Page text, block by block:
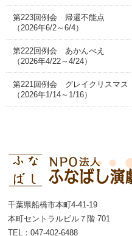
第223回例会 帰還不能点
（2026年6/2～6/4）
第222回例会 あかんべえ
（2026年4/22～4/24）
第221回例会 グレイクリスマス
（2026年1/14～1/16）
千葉県船橋市本町4-41-19
本町セントラルビル７階 701
TEL：047-402-6488